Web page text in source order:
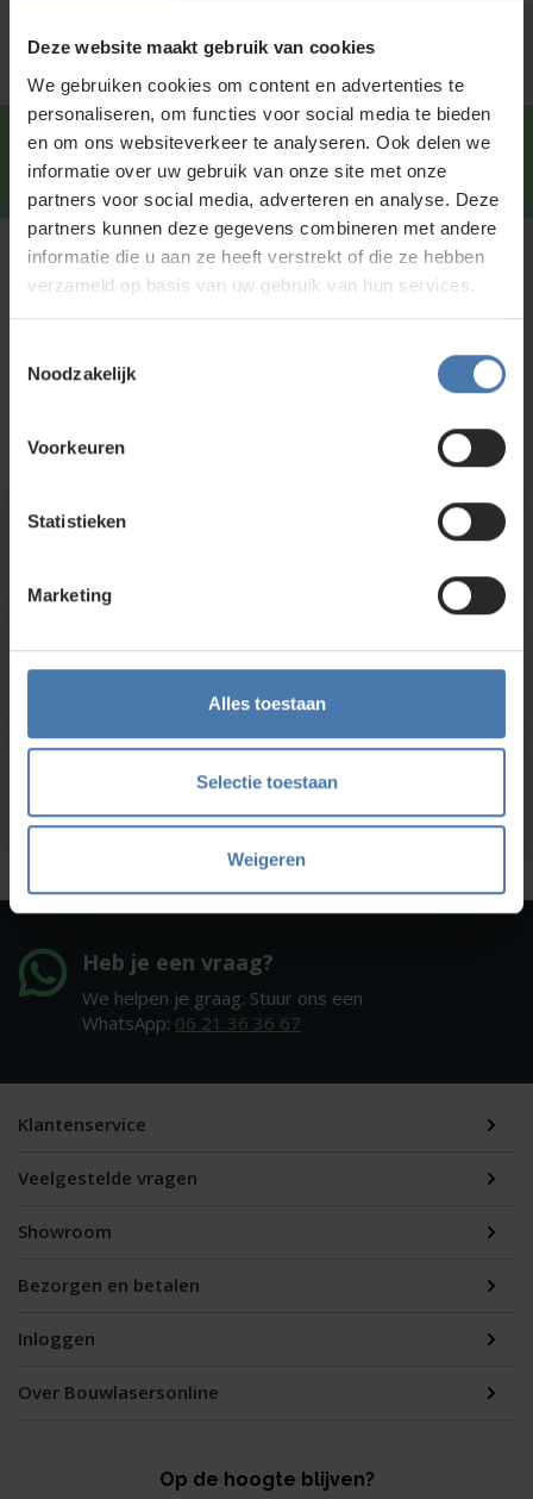
Deze website maakt gebruik van cookies
We gebruiken cookies om content en advertenties te
personaliseren, om functies voor social media te bieden
en om ons websiteverkeer te analyseren. Ook delen we
informatie over uw gebruik van onze site met onze
partners voor social media, adverteren en analyse. Deze
partners kunnen deze gegevens combineren met andere
informatie die u aan ze heeft verstrekt of die ze hebben
verzameld op basis van uw gebruik van hun services.
Noodzakelijk
Voorkeuren
Statistieken
Marketing
Alles toestaan
Selectie toestaan
Weigeren
Snel en direct contact?We beantwoorden je vragen
graag via Whatsapp.
Niet gevonden wat je zoekt?
meetapparatuur. Liever zelf rondkijken in de
webshop
Onze eigen service afdeling
Onze showroom
Kom je langs?
Heb je een vraag?
We helpen je graag. Stuur ons een
WhatsApp: 06 21 36 36 67
Klantenservice
Veelgestelde vragen
Showroom
Bezorgen en betalen
Inloggen
Over Bouwlasersonline
Op de hoogte blijven?